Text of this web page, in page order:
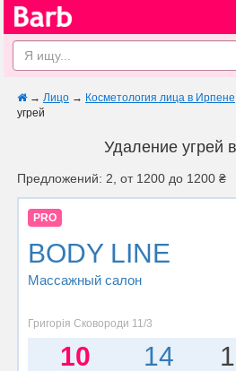
→ Лицо → Косметология лица в Ирпене
угрей
Удаление угрей
Предложений: 2, от 1200 до 1200 ₴
PRO
BODY LINE
Массажный салон
Григорія Сковороди 11/3
10 14